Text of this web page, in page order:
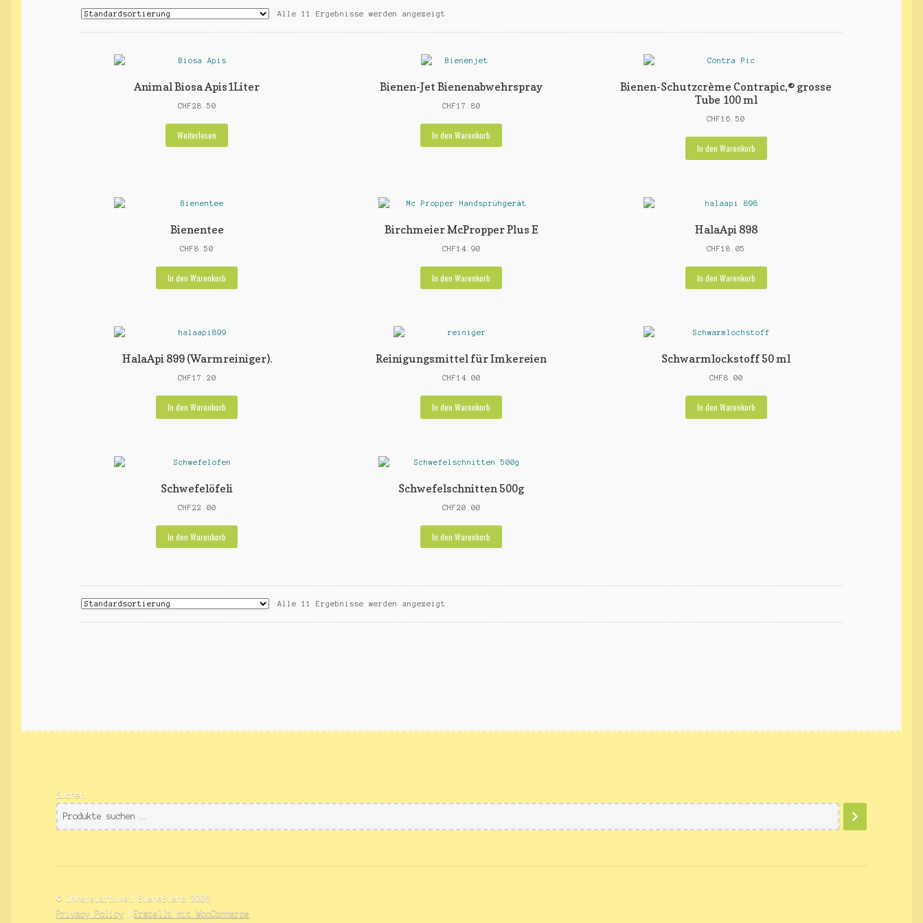
Alle 11 Ergebnisse werden angezeigt
Animal Biosa Apis1Liter
CHF28.50
Weiterlesen
Bienen-Jet Bienenabwehrspray
CHF17.80
In den Warenkorb
Bienen-Schutzcrème Contrapic,® grosse
Tube 100 ml
CHF16.50
In den Warenkorb
Bienentee
CHF8.50
In den Warenkorb
Birchmeier McPropper Plus E
CHF14.90
In den Warenkorb
HalaApi 898
CHF18.05
In den Warenkorb
HalaApi 899 (Warmreiniger).
CHF17.20
In den Warenkorb
Reinigungsmittel für Imkereien
CHF14.00
In den Warenkorb
Schwarmlockstoff 50 ml
CHF8.00
In den Warenkorb
Schwefelöfeli
CHF22.00
In den Warenkorb
Schwefelschnitten 500g
CHF20.00
In den Warenkorb
Alle 11 Ergebnisse werden angezeigt
Suchen
© Imkereiartikel BieneBienz 2026
Privacy Policy
Erstellt mit WooCommerce